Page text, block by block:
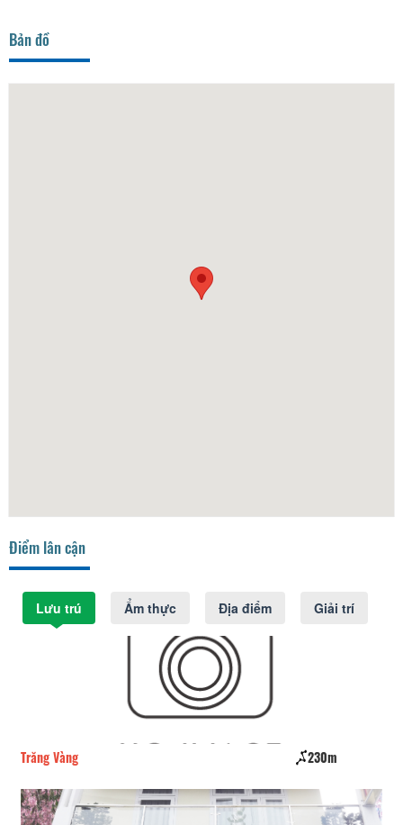
Bản đồ
Điểm lân cận
Lưu trú Ẩm thực Địa điểm Giải trí
Trăng Vàng 230m